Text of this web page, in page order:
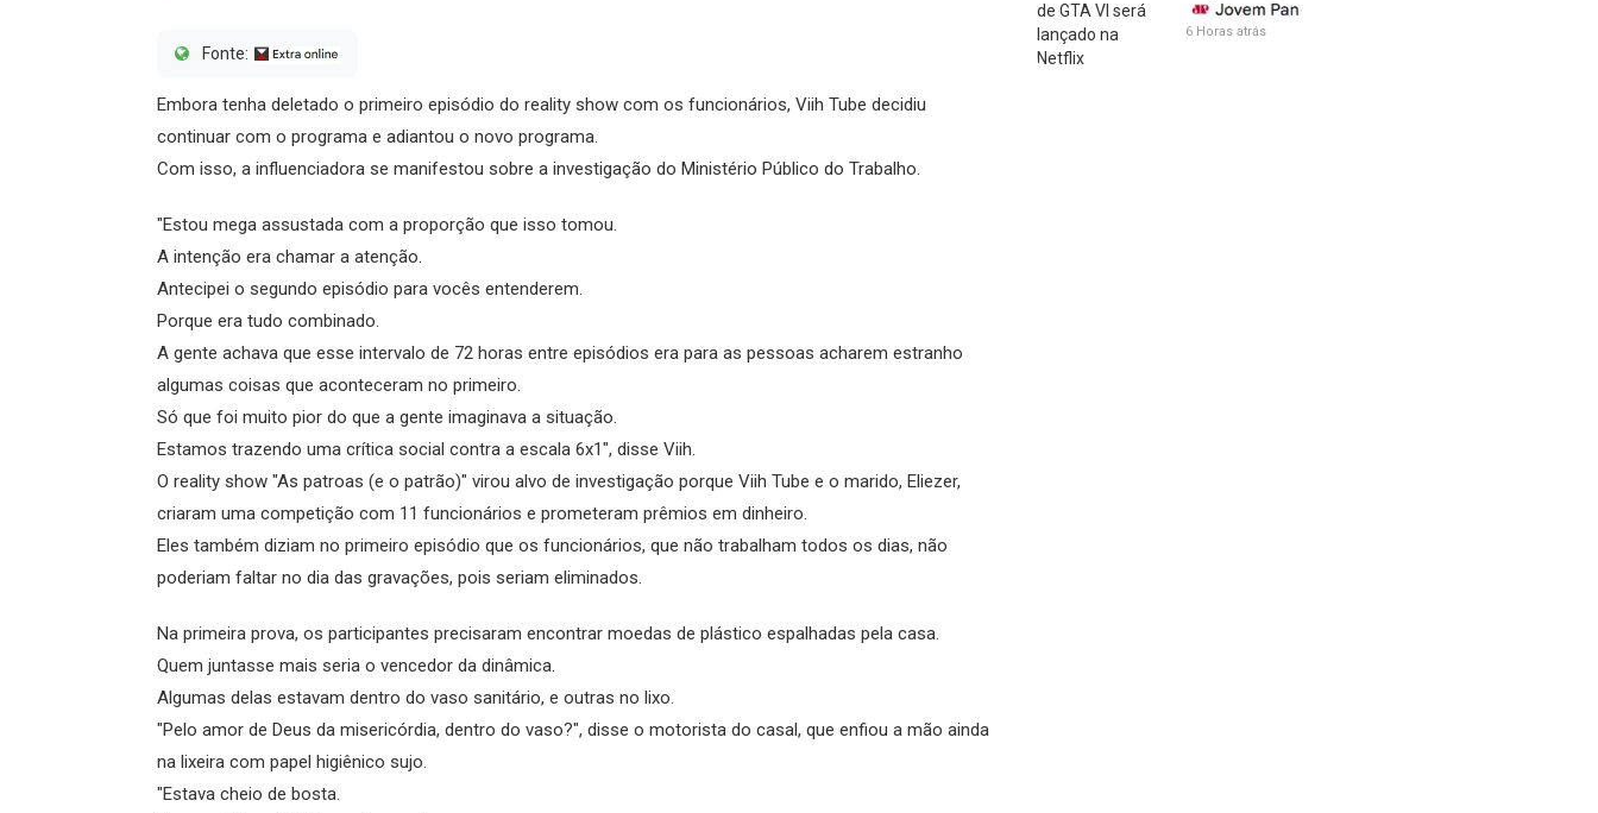
Fonte:
Embora tenha deletado o primeiro episódio do reality show com os funcionários, Viih Tube decidiu
continuar com o programa e adiantou o novo programa.
Com isso, a influenciadora se manifestou sobre a investigação do Ministério Público do Trabalho.
"Estou mega assustada com a proporção que isso tomou.
A intenção era chamar a atenção.
Antecipei o segundo episódio para vocês entenderem.
Porque era tudo combinado.
A gente achava que esse intervalo de 72 horas entre episódios era para as pessoas acharem estranho
algumas coisas que aconteceram no primeiro.
Só que foi muito pior do que a gente imaginava a situação.
Estamos trazendo uma crítica social contra a escala 6x1", disse Viih.
O reality show "As patroas (e o patrão)" virou alvo de investigação porque Viih Tube e o marido, Eliezer,
criaram uma competição com 11 funcionários e prometeram prêmios em dinheiro.
Eles também diziam no primeiro episódio que os funcionários, que não trabalham todos os dias, não
poderiam faltar no dia das gravações, pois seriam eliminados.
Na primeira prova, os participantes precisaram encontrar moedas de plástico espalhadas pela casa.
Quem juntasse mais seria o vencedor da dinâmica.
Algumas delas estavam dentro do vaso sanitário, e outras no lixo.
"Pelo amor de Deus da misericórdia, dentro do vaso?", disse o motorista do casal, que enfiou a mão ainda
na lixeira com papel higiênico sujo.
"Estava cheio de bosta.
6 Horas atrás